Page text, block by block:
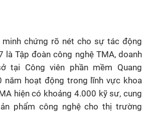
chứng rõ nét cho sự tác động
là Tập đoàn công nghệ TMA, doanh
tại Công viên phần mềm Quang
năm hoạt động trong lĩnh vực khoa
hiện có khoảng 4.000 kỹ sư, cung
phẩm công nghệ cho thị trường